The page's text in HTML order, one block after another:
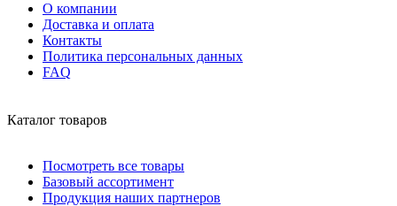
О компании
Доставка и оплата
Контакты
Политика персональных данных
FAQ
Каталог товаров
Посмотреть все товары
Базовый ассортимент
Продукция наших партнеров